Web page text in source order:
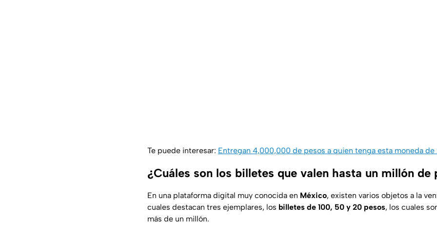
Te puede interesar: Entregan 4,000,000 de pesos a quien tenga esta moneda de
¿Cuáles son los billetes que valen hasta un millón de
En una plataforma digital muy conocida en México, existen varios objetos a la
cuales destacan tres ejemplares, los billetes de 100, 50 y 20 pesos, los cuales
más de un millón.